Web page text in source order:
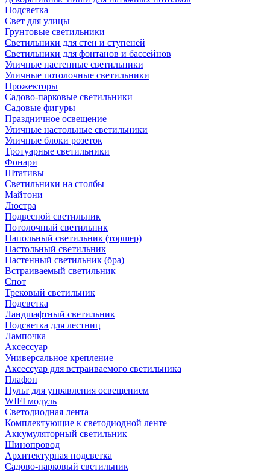
Подсветка
Свет для улицы
Грунтовые светильники
Светильники для стен и ступеней
Светильники для фонтанов и бассейнов
Уличные настенные светильники
Уличные потолочные светильники
Прожекторы
Садово-парковые светильники
Садовые фигуры
Праздничное освещение
Уличные настольные светильники
Уличные блоки розеток
Тротуарные светильники
Фонари
Штативы
Светильники на столбы
Майтони
Люстра
Подвесной светильник
Потолочный светильник
Напольный светильник (торшер)
Настольный светильник
Настенный светильник (бра)
Встраиваемый светильник
Спот
Трековый светильник
Подсветка
Ландшафтный светильник
Подсветка для лестниц
Лампочка
Аксессуар
Универсальное крепление
Аксессуар для встраиваемого светильника
Плафон
Пульт для управления освещением
WIFI модуль
Светодиодная лента
Комплектующие к светодиодной ленте
Аккумуляторный светильник
Шинопровод
Архитектурная подсветка
Садово-парковый светильник